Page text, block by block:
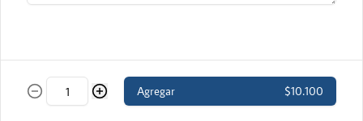
Iniciar sesión
Agregar $10.100